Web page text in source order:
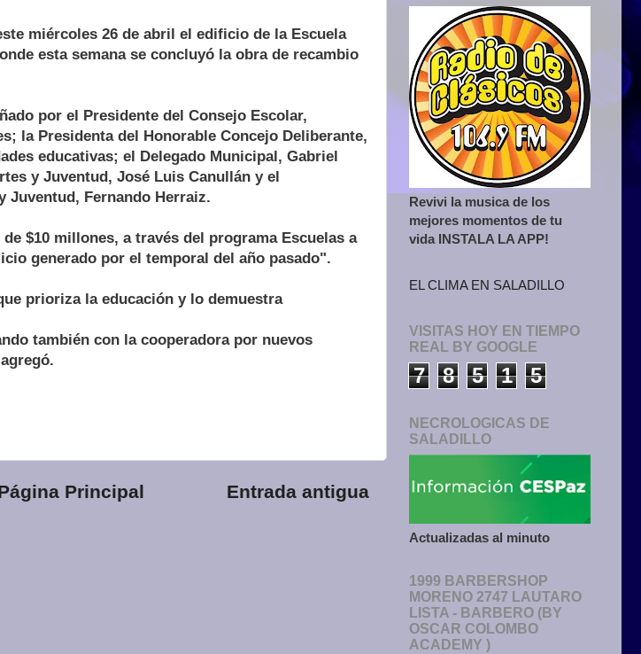
miércoles 26 de abril el edificio de la Escuela
esta semana se concluyó la obra de recambio
por el Presidente del Consejo Escolar,
la Presidenta del Honorable Concejo Deliberante,
educativas; el Delegado Municipal, Gabriel
y Juventud, José Luis Canullán y el
Juventud, Fernando Herraiz.
$10 millones, a través del programa Escuelas a
generado por el temporal del año pasado".
prioriza la educación y lo demuestra
también con la cooperadora por nuevos
Entrada antigua
Principal
Revivi la musica de los
mejores momentos de tu
vida INSTALA LA APP!
EL CLIMA EN SALADILLO
VISITAS HOY EN TIEMPO
REAL BY GOOGLE
7 8 5 1 5
NECROLOGICAS DE
SALADILLO
Actualizadas al minuto
1999 BARBERSHOP
MORENO 2747 LAUTARO
LISTA - BARBERO (BY
OSCAR COLOMBO
ACADEMY )